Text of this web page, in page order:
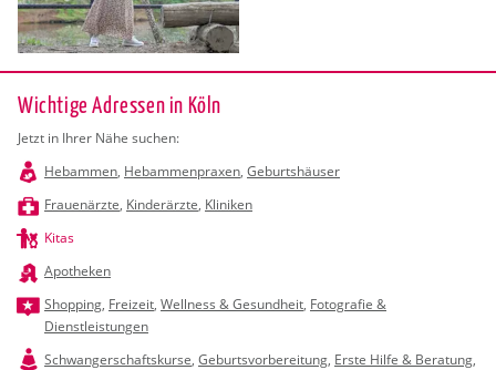
Wichtige Adressen in Köln
Jetzt in Ihrer Nähe suchen:
Hebammen, Hebammenpraxen, Geburtshäuser
Frauenärzte, Kinderärzte, Kliniken
Kitas
Apotheken
Shopping, Freizeit, Wellness & Gesundheit, Fotografie &
Dienstleistungen
Schwangerschaftskurse, Geburtsvorbereitung, Erste Hilfe & Beratung,